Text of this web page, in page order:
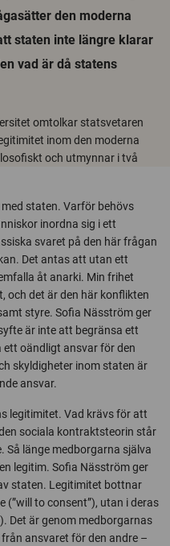
den moderna
staten inte längre klarar
vad är då statens
omtolkar statsvetaren
inom den moderna
och utmynnar i två
staten. Varför behövs
inordna sig i ett
svaret på den här frågan
Det antas att utan ett
åt anarki. Min frihet
och det är den här konflikten
styre. Sofia Näsström ger
är inte att begränsa ett
oändligt ansvar för den
skyldigheter inom staten är
ansvar.
legitimitet. Vad krävs för att
sociala kontraktsteorin står
Så länge medborgarna själva
legitim. Sofia Näsström ger
staten. Legitimitet bottnar
(”will to consent”), utan i deras
Det är genom medborgarnas
ansvaret för den andre –